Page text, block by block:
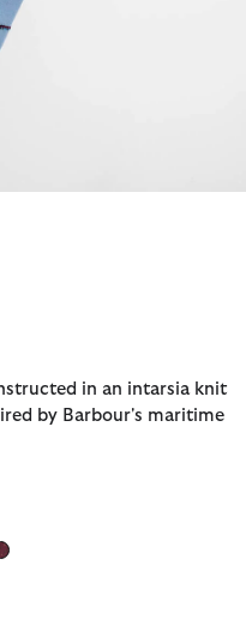
in an intarsia knit
by Barbour's maritime